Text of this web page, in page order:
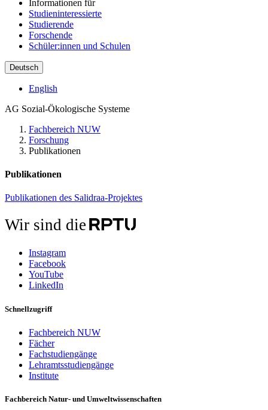
Informationen für
Studieninteressierte
Studierende
Forschende
Schüler:innen und Schulen
Deutsch
English
AG Sozial-Ökologische Systeme
Fachbereich NUW
Forschung
Publikationen
Publikationen
Publikationen des Salidraa-Projektes
Wir sind die
Instagram
Facebook
YouTube
LinkedIn
Schnellzugriff
Fachbereich NUW
Fächer
Fachstudiengänge
Lehramtsstudiengänge
Institute
Fachbereich Natur- und Umweltwissenschaften